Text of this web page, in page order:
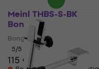
Meinl THBS-S-BK
Bongo-Ständer
Bongo-Ständer
5/5
115 €